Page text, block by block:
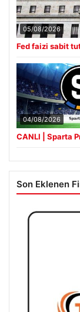
05/08/2026
Fed faizi sabit
04/08/2026
CANLI | Sparta
Son Eklenen